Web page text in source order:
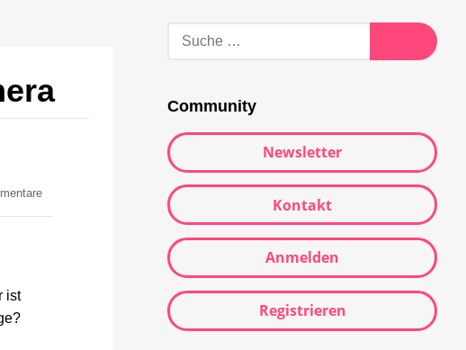
ist
Community
Newsletter
Kontakt
Anmelden
Registrieren